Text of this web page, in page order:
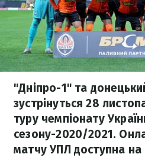
"Дніпро-1" та
зустрінуться 28
туру чемпіонату
сезону-2020/2021.
матчу УПЛ доступна на